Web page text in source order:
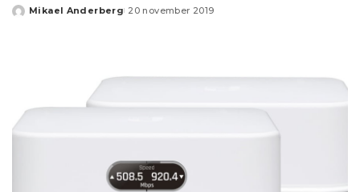
Posted
Mikael Anderberg 20 november 2019